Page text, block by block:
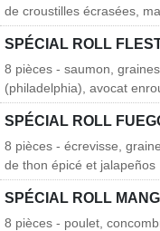
de croustilles écrasées,
SPÉCIAL ROLL
8 pièces - saumon,
(philadelphia), avocat
SPÉCIAL ROLL
8 pièces - écrevisse,
de thon épicé et jalapeños
SPÉCIAL ROLL
8 pièces - poulet,